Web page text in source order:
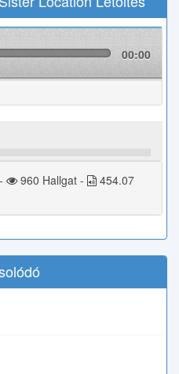
00:00
960 Hallgat -
454.07